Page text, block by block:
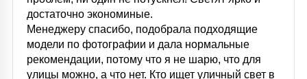
достаточно экономиные.
Менеджеру спасибо, подобрала подходящие
модели по фотографии и дала нормальные
рекомендации, потому что я не шарю, что для
улицы можно, а что нет. Кто ищет уличный свет в